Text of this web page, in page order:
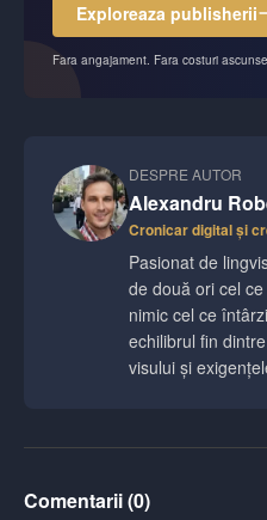
Exploreaza publisherii
Fara angajament. Fara costuri
DESPRE AUTOR
Alexandru
Cronicar digital și
Pasionat de
de două ori cel
nimic cel ce
echilibrul fin
visului și
Comentarii (0)